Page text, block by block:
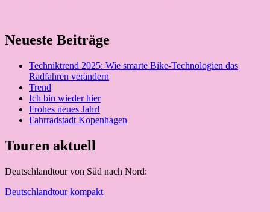
Neueste Beiträge
Techniktrend 2025: Wie smarte Bike-Technologien das
Radfahren verändern
Trend
Ich bin wieder hier
Frohes neues Jahr!
Fahrradstadt Kopenhagen
Touren aktuell
Deutschlandtour von Süd nach Nord:
Deutschlandtour kompakt